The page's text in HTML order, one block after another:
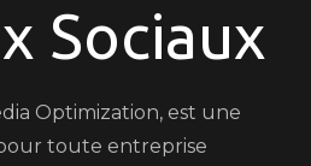
Sociaux
Optimization, est une
toute entreprise